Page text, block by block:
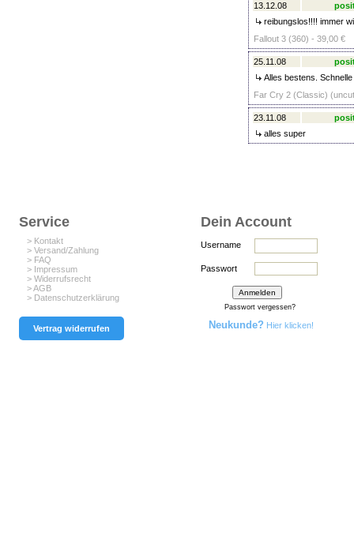
13.12.08
reibungslos!!!! immer
Fallout 3 (360) - 39,00 €
25.11.08
Alles bestens.
Far Cry 2 (Classic)
23.11.08
alles super
Service
> Kontakt
> Versand/Zahlung
> FAQ
> Impressum
> Widerrufsrecht
> AGB
> Datenschutzerklärung
Vertrag widerrufen
Dein Account
Username
Passwort
Passwort vergessen?
Neukunde? Hier klicken!